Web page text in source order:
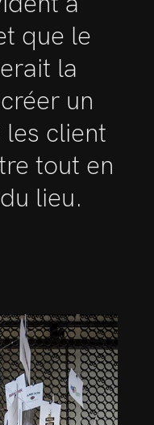
que le
la
un
client
tout en
lieu.